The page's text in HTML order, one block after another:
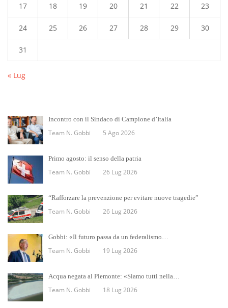
17 18 19 20 21 22 23
24 25 26 27 28 29 30
31
« Lug
Incontro con il Sindaco di Campione d’Italia
Team N. Gobbi 5 Ago 2026
Primo agosto: il senso della patria
Team N. Gobbi 26 Lug 2026
“Rafforzare la prevenzione per evitare nuove tragedie”
Team N. Gobbi 26 Lug 2026
Gobbi: «Il futuro passa da un federalismo…
Team N. Gobbi 19 Lug 2026
Acqua negata al Piemonte: «Siamo tutti nella…
Team N. Gobbi 18 Lug 2026